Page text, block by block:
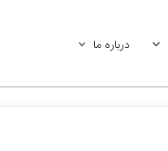
درباره ما